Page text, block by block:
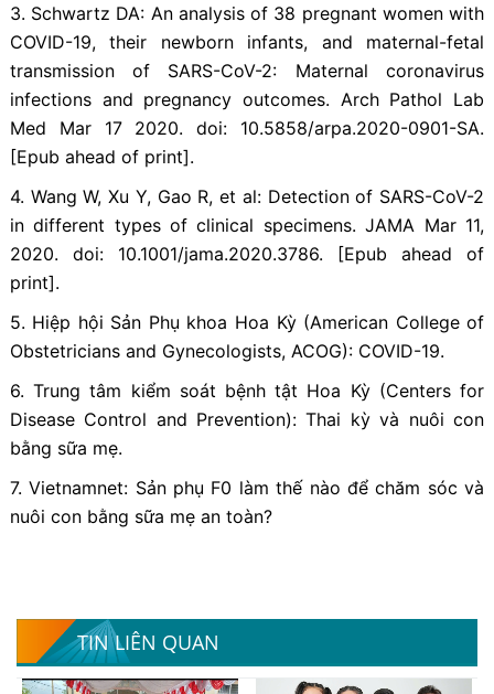
3. Schwartz DA: An analysis of 38 pregnant women with
COVID-19, their newborn infants, and maternal-fetal
transmission of SARS-CoV-2: Maternal coronavirus
infections and pregnancy outcomes. Arch Pathol Lab
Med Mar 17 2020. doi: 10.5858/arpa.2020-0901-SA.
[Epub ahead of print].
4. Wang W, Xu Y, Gao R, et al: Detection of SARS-CoV-2
in different types of clinical specimens. JAMA Mar 11,
2020. doi: 10.1001/jama.2020.3786. [Epub ahead of
print].
5. Hiệp hội Sản Phụ khoa Hoa Kỳ (American College of
Obstetricians and Gynecologists, ACOG): COVID-19.
6. Trung tâm kiểm soát bệnh tật Hoa Kỳ (Centers for
Disease Control and Prevention): Thai kỳ và nuôi con
bằng sữa mẹ.
7. Vietnamnet: Sản phụ F0 làm thế nào để chăm sóc và
nuôi con bằng sữa mẹ an toàn?
TIN LIÊN QUAN